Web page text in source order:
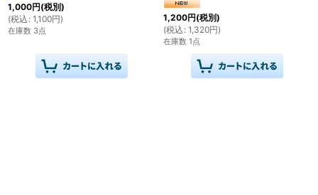
1,000円(税別)
(税込 : 1,100円)
在庫数 3点
1,200円(税別)
(税込 : 1,320円)
在庫数 1点